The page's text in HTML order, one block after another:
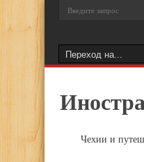
Чехии и